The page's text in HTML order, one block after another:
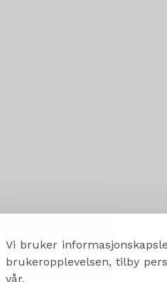
Vi bruker
brukeropplevelsen, tilby
vår.